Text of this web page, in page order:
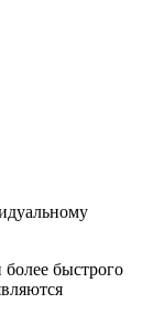
быстрого